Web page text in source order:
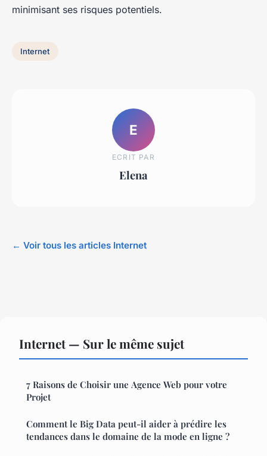
minimisant ses risques potentiels.
Internet
E
ECRIT PAR
Elena
← Voir tous les articles Internet
Internet — Sur le même sujet
7 Raisons de Choisir une Agence Web pour votre
Projet
Comment le Big Data peut-il aider à prédire les
tendances dans le domaine de la mode en ligne ?